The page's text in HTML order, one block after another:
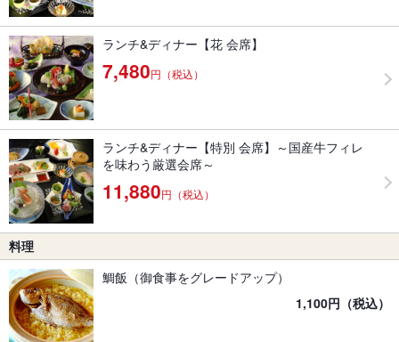
ランチ&ディナー【花 会席】
7,480円（税込）
ランチ&ディナー【特別 会席】～国産牛フィレ
を味わう厳選会席～
11,880円（税込）
料理
鯛飯（御食事をグレードアップ）
1,100円（税込）